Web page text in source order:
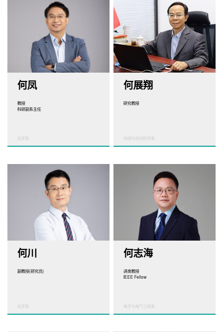
何凤
教授
科研副系主任
化学系
何展翔
研究教授
地球与空间科学系
何川
副教授(研究员)
化学系
何志海
讲席教授
IEEE Fellow
电子与电气工程系